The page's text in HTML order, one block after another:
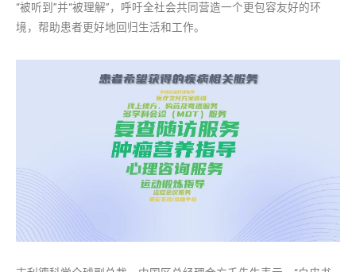
“被听到”并“被理解”，呼吁全社会共同营造一个更包容友好的环
境，帮助患者更好地回归生活和工作。